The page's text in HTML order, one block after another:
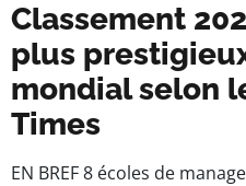
Classement
plus
mondial selon
Times
EN BREF 8 écoles de